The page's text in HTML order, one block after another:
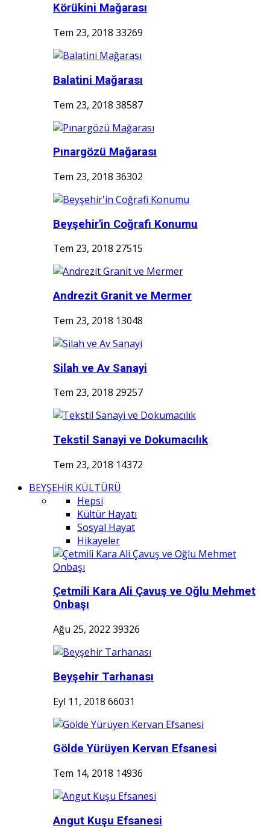
Körükini Mağarası
Tem 23, 2018 33269
Balatini Mağarası
Tem 23, 2018 38587
Pınargözü Mağarası
Tem 23, 2018 36302
Beyşehir'in Coğrafi Konumu
Tem 23, 2018 27515
Andrezit Granit ve Mermer
Tem 23, 2018 13048
Silah ve Av Sanayi
Tem 23, 2018 29257
Tekstil Sanayi ve Dokumacılık
Tem 23, 2018 14372
BEYŞEHİR KÜLTÜRÜ
Hepsi
Kültür Hayatı
Sosyal Hayat
Hikayeler
Çetmili Kara Ali Çavuş ve Oğlu Mehmet
Onbaşı
Ağu 25, 2022 39326
Beyşehir Tarhanası
Eyl 11, 2018 66031
Gölde Yürüyen Kervan Efsanesi
Tem 14, 2018 14936
Angut Kuşu Efsanesi